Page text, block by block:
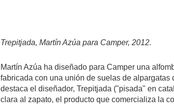
Trepitjada, Martín Azúapara Camper, 2012.
Martín Azúa ha diseñado para Camper una
fabricada con una unión de suelas de alpargatas
destaca el diseñador, Trepitjada ("pisada" en
clara al zapato, el producto que comercializa la